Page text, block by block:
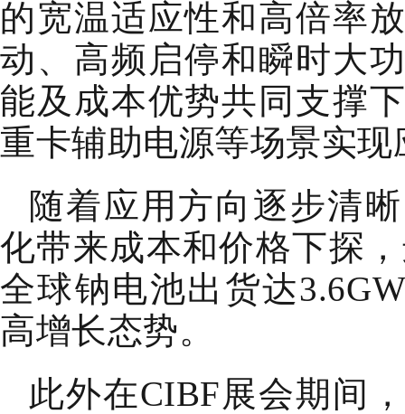
的宽温适应性和高倍率
动、高频启停和瞬时大
能及成本优势共同支撑
重卡辅助电源等场景实现
随着应用方向逐步清
化带来成本和价格下探
全球钠电池出货达
高增长态势。
此外在CIBF展会期间